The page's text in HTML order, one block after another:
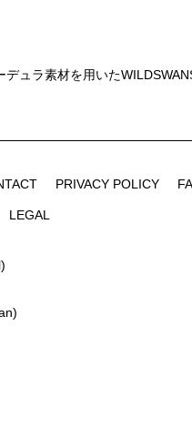
デュラ素材を用いた
PRIVACY POLICY
LEGAL